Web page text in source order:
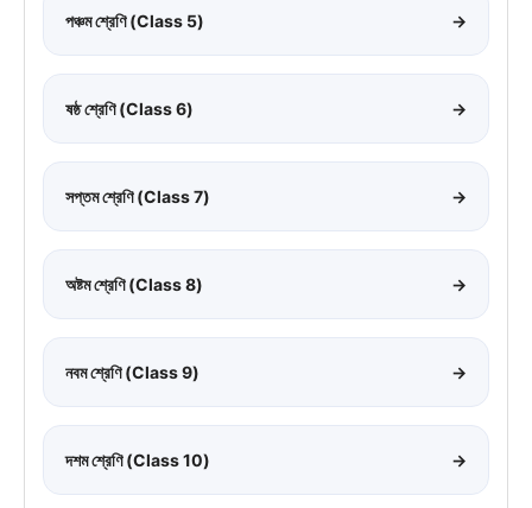
পঞ্চম শ্রেণি (Class 5) →
ষষ্ঠ শ্রেণি (Class 6) →
সপ্তম শ্রেণি (Class 7) →
অষ্টম শ্রেণি (Class 8) →
নবম শ্রেণি (Class 9) →
দশম শ্রেণি (Class 10) →